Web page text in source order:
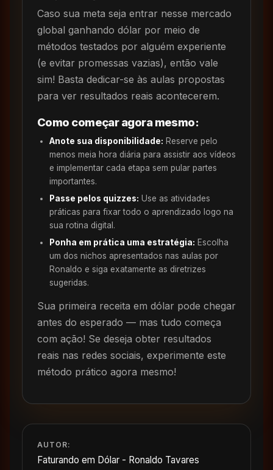
Caso sua meta seja entrar nesse mercado
global ganhando dólar por meio de
métodos testados por alguém experiente
(e evitar promessas vazias), então vale
sim! Basta dedicar-se às aulas propostas
para ver resultados reais acontecerem.
Como começar agora mesmo:
Anote sua disponibilidade: Reserve pelo
menos meia hora diária para assistir aos vídeos
e implementar cada etapa sem pular partes
importantes.
Passe pelos quizzes: Use as atividades
práticas para fixar todo o aprendizado logo na
sua rotina digital.
Ponha em prática uma estratégia: Escolha
um dos nichos apresentados nas aulas por
Ronaldo e siga exatamente as diretrizes
sugeridas.
Sua primeira receita em dólar pode chegar
antes do esperado — mas tudo começa
com ação! Se deseja obter resultados
reais nas redes sociais, experimente este
método prático agora mesmo!
AUTOR:
Faturando em Dólar - Ronaldo Tavares